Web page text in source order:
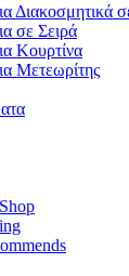
Διακοσμητικά
σε Σειρά
Κουρτίνα
Μετεωρίτης